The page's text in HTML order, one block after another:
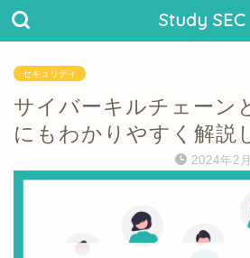
Study SEC
セキュリティ
サイバーキルチェーン
にもわかりやすく解説
2024年2